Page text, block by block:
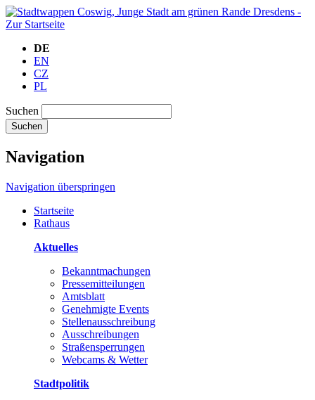
DE
EN
CZ
PL
Suchen
Suchen
Navigation
Navigation überspringen
Startseite
Rathaus
Aktuelles
Bekanntmachungen
Pressemitteilungen
Amtsblatt
Genehmigte Events
Stellenausschreibung
Ausschreibungen
Straßensperrungen
Webcams & Wetter
Stadtpolitik